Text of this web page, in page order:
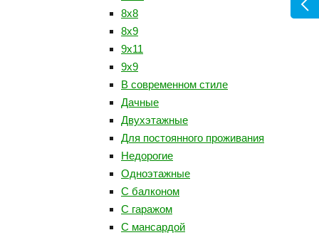
8х8
8х9
9х11
9х9
В современном стиле
Дачные
Двухэтажные
Для постоянного проживания
Недорогие
Одноэтажные
С балконом
С гаражом
С мансардой